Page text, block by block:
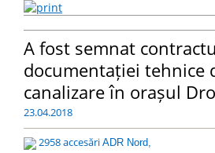
A fost semnat
documentației tehnice
canalizare în orașul
23.04.2018
2958 accesări ADR Nord,